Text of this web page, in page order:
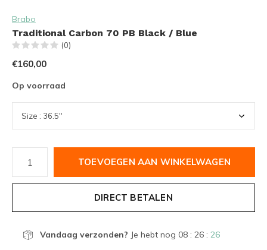
Brabo
Traditional Carbon 70 PB Black / Blue
(0)
€160,00
Op voorraad
TOEVOEGEN AAN WINKELWAGEN
DIRECT BETALEN
Vandaag verzonden? Je hebt nog 08 : 26 : 25